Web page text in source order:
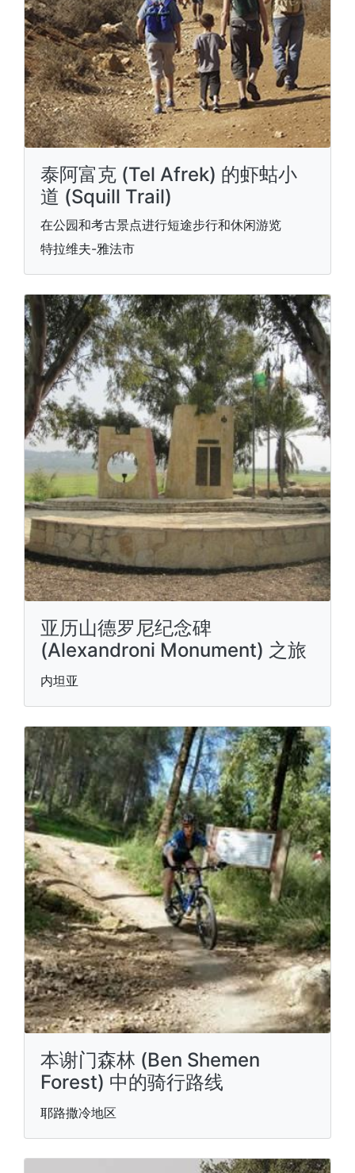
泰阿富克 (Tel Afrek) 的虾蛄小
道 (Squill Trail)
在公园和考古景点进行短途步行和休闲游览
特拉维夫-雅法市
亚历山德罗尼纪念碑
(Alexandroni Monument) 之旅
内坦亚
本谢门森林 (Ben Shemen
Forest) 中的骑行路线
耶路撒冷地区